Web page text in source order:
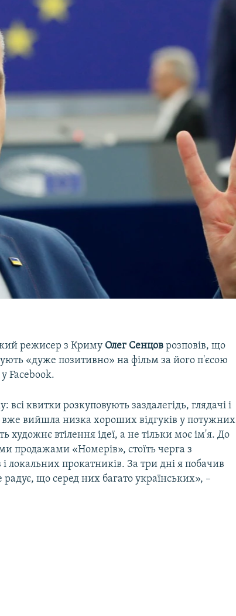
режисер з Криму Олег Сенцов розповів, що
«дуже позитивно» на фільм за його п'єсою
Facebook.
всі квитки розкуповують заздалегідь, глядачі і
вийшла низка хороших відгуків у потужних
втілення ідеї, а не тільки моє ім'я. До
продажами «Номерів», стоїть черга з
локальних прокатників. За три дні я побачив
що серед них багато українських», –